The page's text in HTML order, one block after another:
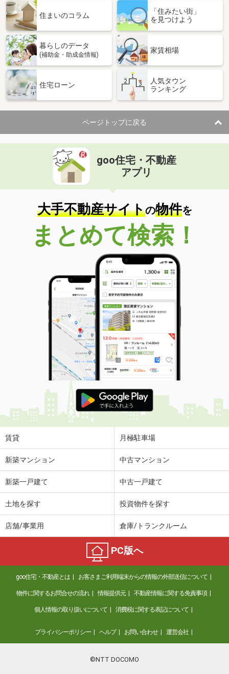
住まいのコラム
「住みたい街」
を見つけよう
暮らしのデータ
(補助金・助成金情報)
家賃相場
住宅ローン
人気タウン
ランキング
ページトップに戻る
goo住宅・不動産
アプリ
大手不動産サイトの物件を
まとめて検索！
賃貸 月極駐車場
新築マンション 中古マンション
新築一戸建て 中古一戸建て
土地を探す 投資物件を探す
店舗/事業用 倉庫/トランクルーム
PC版へ
goo住宅・不動産とは お客さまご利用端末からの情報の外部送信について
物件に関するお問合せの流れ 情報提供元 不動産情報に関する免責事項
個人情報の取り扱いについて 消費税に関する表記について
プライバシーポリシー ヘルプ お問い合わせ 運営会社
©NTT DOCOMO